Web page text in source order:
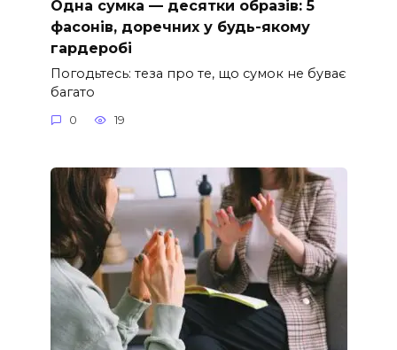
Одна сумка — десятки образів: 5
фасонів, доречних у будь-якому
гардеробі
Погодьтесь: теза про те, що сумок не буває
багато
0 19